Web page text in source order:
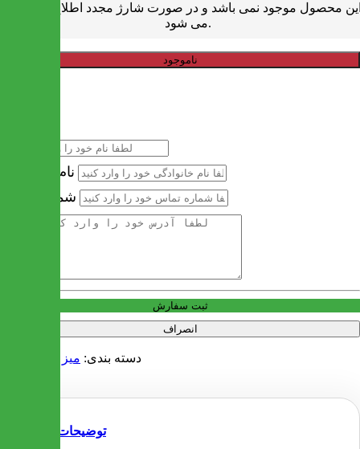
محصول موجود نمی باشد و در صورت شارژ مجدد اطلاع رسانی
می شود.
ناموجود
نام خانوادگی
شماره تماس
ثبت سفارش
انصراف
دسته بندی: میز ناهار خوری
توضیحات